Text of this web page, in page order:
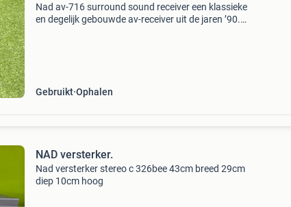
Nad av-716 surround sound receiver een klassieke
en degelijk gebouwde av-receiver uit de jaren ’90.
Gebruikt Ophalen
NAD versterker.
Nad versterker stereo c 326bee 43cm breed 29cm
diep 10cm hoog